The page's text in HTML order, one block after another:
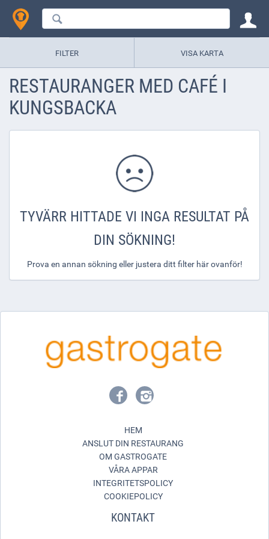
FILTER VISA KARTA
RESTAURANGER MED CAFÉ I
KUNGSBACKA
TYVÄRR HITTADE VI INGA RESULTAT PÅ
DIN SÖKNING!
Prova en annan sökning eller justera ditt filter här ovanför!
HEM
ANSLUT DIN RESTAURANG
OM GASTROGATE
VÅRA APPAR
INTEGRITETSPOLICY
COOKIEPOLICY
KONTAKT